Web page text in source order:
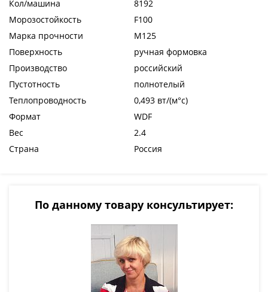
Кол/машина
8192
Морозостойкость
F100
Марка прочности
М125
Поверхность
ручная формовка
Производство
российский
Пустотность
полнотелый
Теплопроводность
0,493 вт/(м°c)
Формат
WDF
Вес
2.4
Страна
Россия
По данному товару консультирует: